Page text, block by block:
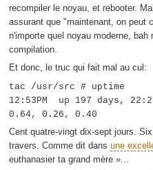
recompiler le noyau, et rebooter.
assurant que "maintenant, on peut
n'importe quel noyau moderne,
compilation.
Et donc, le truc qui fait mal au cul:
tac /usr/src # uptime
12:53PM up 197 days,
0.64, 0.26, 0.40
Cent quatre-vingt dix-sept jours.
travers. Comme dit dans une
euthanasier ta grand mère »...